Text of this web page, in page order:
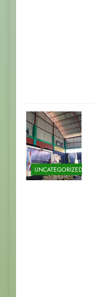
UNCATEGORIZED